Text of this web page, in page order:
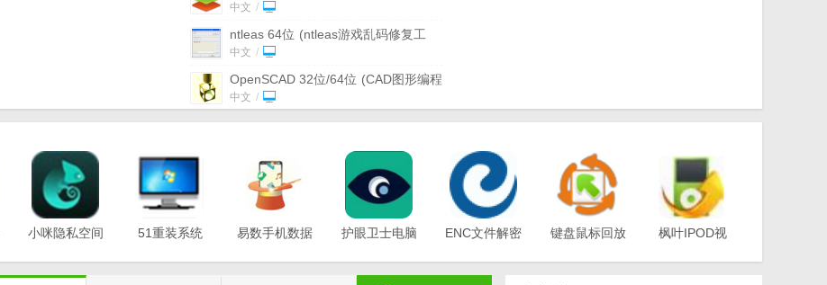
中文 /
ntleas 64位 (ntleas游戏乱码修复工
具) 最新版
中文 /
OpenSCAD 32位/64位 (CAD图形编程
软件) 最新版
中文 /
Daum PotPlayer 64位中文版 (支持64
64位itunes官方 v12.10.7.3中文版
中文版 / 中文
BitComet64位
(p2p分享软件) v1.37
Beta (20131204) 官方最新版
官方版 / 中文 /
虚拟光驱64位 (Daemon Tools Pro)
小咪隐私空间
51重装系统
易数手机数据
护眼卫士电脑
ENC文件解密
键盘鼠标回放
枫叶IPOD视